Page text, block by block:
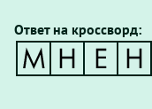
Ответ на кроссворд: